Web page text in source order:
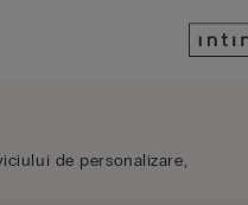
de personalizare,